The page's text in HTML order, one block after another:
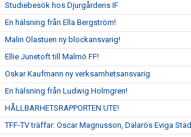
Studiebesök hos Djurgårdens IF
En hälsning från Ella Bergström!
Malin Olastuen ny blockansvarig!
Ellie Junetoft till Malmö FF!
Oskar Kaufmann ny verksamhetsansvarig
En hälsning från Ludwig Holmgren!
HÅLLBARHETSRAPPORTEN UTE!
TFF-TV träffar: Oscar Magnusson, Dalarös Eviga Städ